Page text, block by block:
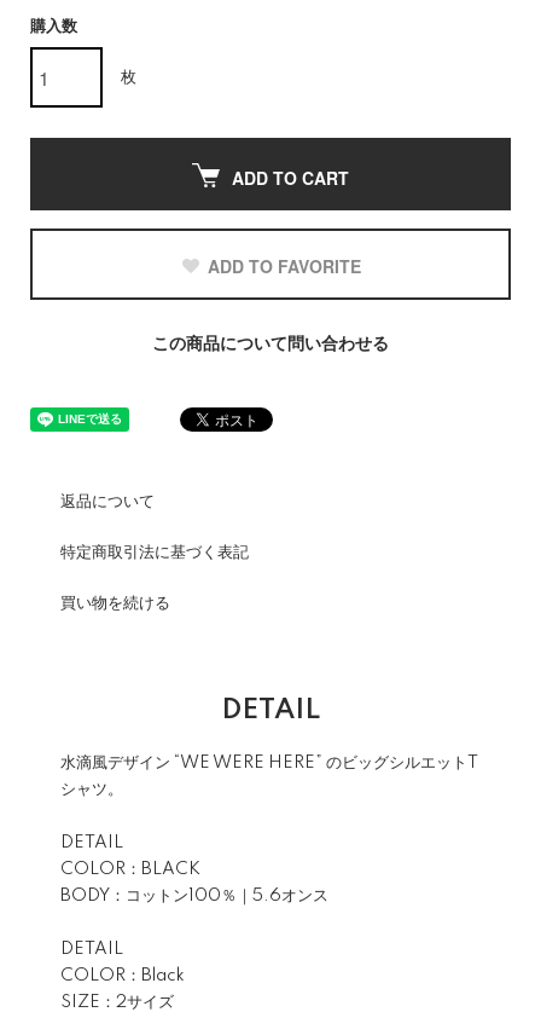
購入数
枚
ADD TO CART
ADD TO FAVORITE
この商品について問い合わせる
返品について
特定商取引法に基づく表記
買い物を続ける
DETAIL
水滴風デザイン “WE WERE HERE” のビッグシルエットT
シャツ。
DETAIL
COLOR：BLACK
BODY：コットン100％｜5.6オンス
DETAIL
COLOR：Black
SIZE：2サイズ